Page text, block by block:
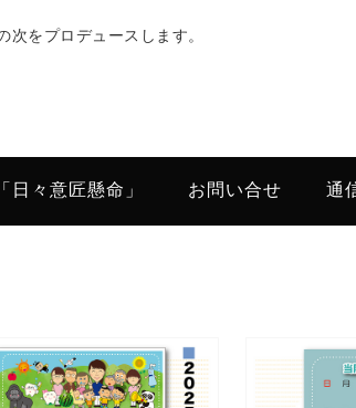
次をプロデュースします。
日々意匠懸命」 お問い合せ 通